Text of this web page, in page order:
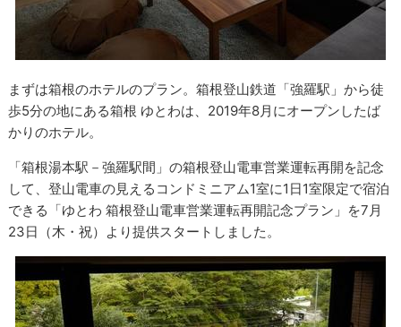
まずは箱根のホテルのプラン。箱根登山鉄道「強羅駅」から徒
歩5分の地にある箱根 ゆとわは、2019年8月にオープンしたば
かりのホテル。
「箱根湯本駅－強羅駅間」の箱根登山電車営業運転再開を記念
して、登山電車の見えるコンドミニアム1室に1日1室限定で宿泊
できる「ゆとわ 箱根登山電車営業運転再開記念プラン」を7月
23日（木・祝）より提供スタートしました。